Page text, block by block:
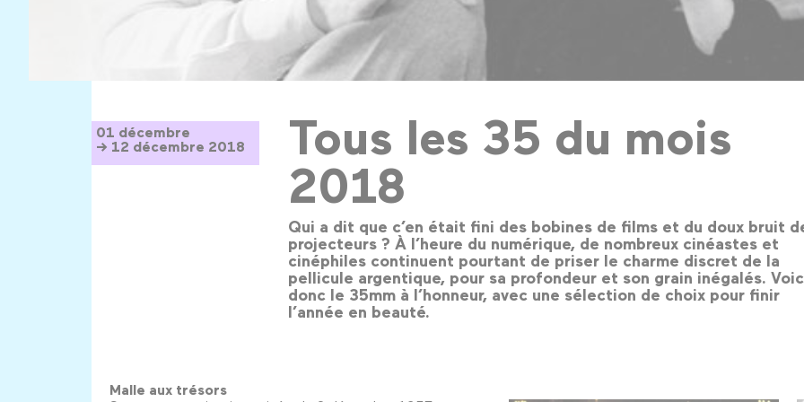
01 décembre
→ 12 décembre 2018
Tous les 35 du mois
2018
Qui a dit que c’en était fini des bobines de films et du doux bruit
projecteurs ? À l’heure du numérique, de nombreux cinéastes et
cinéphiles continuent pourtant de priser le charme discret de la
pellicule argentique, pour sa profondeur et son grain inégalés.
donc le 35mm à l’honneur, avec une sélection de choix pour finir
l’année en beauté.
Malle aux trésors